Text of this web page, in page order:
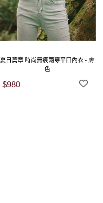
夏日篇章 時尚無痕兩穿平口內衣 - 膚
色
$980